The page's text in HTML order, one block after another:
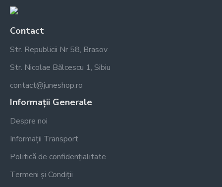
Contact
Str. Republicii Nr 58, Brasov
Str. Nicolae Bălcescu 1, Sibiu
contact@juneshop.ro
Informații Generale
Despre noi
Informații Transport
Politică de confidențialitate
Termeni și Condiții